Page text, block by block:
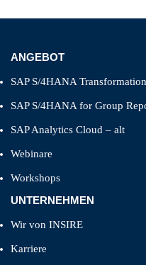
ANGEBOT
SAP S/4HANA Transformation
SAP S/4HANA for Group
SAP Analytics Cloud – alt
Webinare
Workshops
UNTERNEHMEN
Wir von INSIRE
Karriere